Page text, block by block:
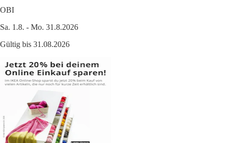
OBI
Sa. 1.8. - Mo. 31.8.2026
Gültig bis 31.08.2026